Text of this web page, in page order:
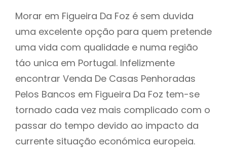
Morar em Figueira Da Foz é sem duvida
uma excelente opção para quem pretende
uma vida com qualidade e numa região
táo unica em Portugal. Infelizmente
encontrar Venda De Casas Penhoradas
Pelos Bancos em Figueira Da Foz tem-se
tornado cada vez mais complicado com o
passar do tempo devido ao impacto da
currente situação económica europeia.